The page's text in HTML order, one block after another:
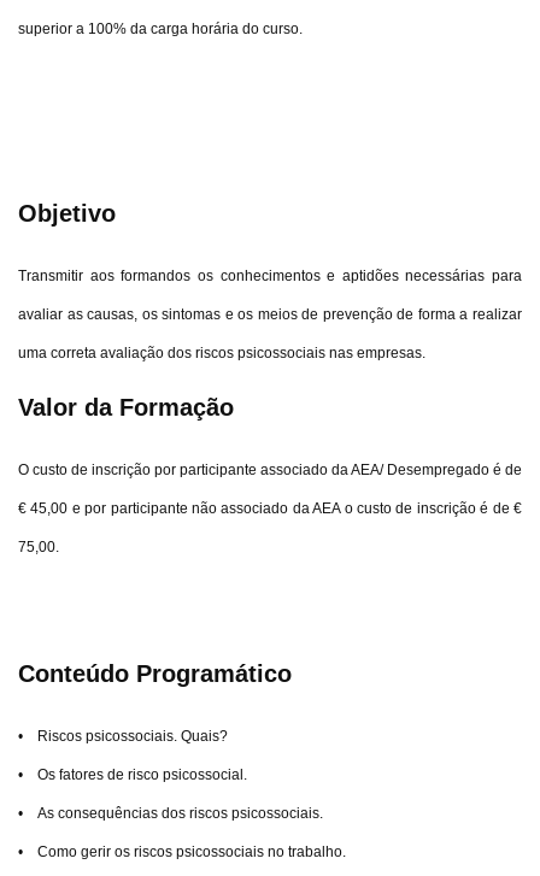
superior a 100% da carga horária do curso.
Objetivo
Transmitir aos formandos os conhecimentos e aptidões necessárias para
avaliar as causas, os sintomas e os meios de prevenção de forma a realizar
uma correta avaliação dos riscos psicossociais nas empresas.
Valor da Formação
O custo de inscrição por participante associado da AEA/ Desempregado é de
€ 45,00 e por participante não associado da AEA o custo de inscrição é de €
75,00.
Conteúdo Programático
• Riscos psicossociais. Quais?
• Os fatores de risco psicossocial.
• As consequências dos riscos psicossociais.
• Como gerir os riscos psicossociais no trabalho.